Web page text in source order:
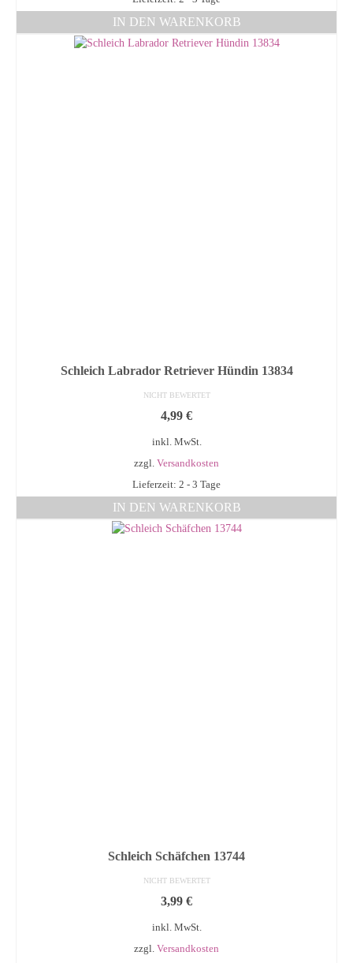
IN DEN WARENKORB
Schleich Labrador Retriever Hündin 13834
NICHT BEWERTET
4,99 €
inkl. MwSt.
zzgl. Versandkosten
Lieferzeit: 2 - 3 Tage
IN DEN WARENKORB
Schleich Schäfchen 13744
NICHT BEWERTET
3,99 €
inkl. MwSt.
zzgl. Versandkosten